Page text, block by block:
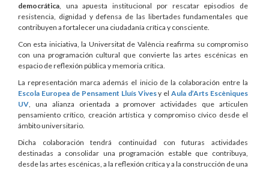
democrática , una apuesta institucional por rescatar episodios de
resistencia, dignidad y defensa de las libertades fundamentales que
contribuyen a fortalecer una ciudadanía crítica y consciente.
Con esta iniciativa, la Universitat de València reafirma su compromiso
con una programación cultural que convierte las artes escénicas en
espacio de reflexión pública y memoria crítica.
La representación marca además el inicio de la colaboración entre la
Escola Europea de Pensament Lluís Vivesy elAula d’Arts Escèniques
UV , una alianza orientada a promover actividades que articulen
pensamiento crítico, creación artística y compromiso cívico desde el
ámbito universitario.
Dicha colaboración tendrá continuidad con futuras actividades
destinadas a consolidar una programación estable que contribuya,
desde las artes escénicas, a la reflexión crítica y a la construcción de una